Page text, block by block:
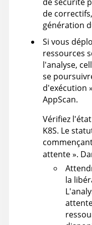
de
génération
Si vous
ressources
l'analyse,
se
d'exécution
AppScan.
Vérifiez
K8S. Le
attente ».
la